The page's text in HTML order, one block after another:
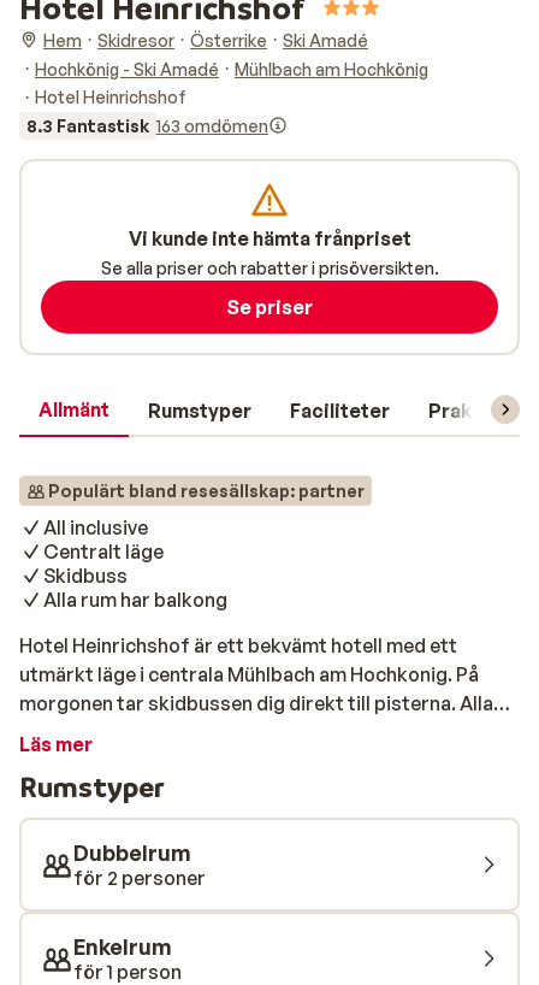
Hem Skidresor Österrike
Ski Amadé
Hochkönig - Ski Amadé
Mühlbach am Hochkönig
Hotel Heinrichshof
8.3 Fantastisk 163 omdömen
Allmänt Rumstyper Faciliteter Praktisk
Populärt bland resesällskap: partner
All inclusive
Centralt läge
Skidbuss
Alla rum har balkong
Hotel Heinrichshof är ett bekvämt hotell med ett
utmärkt läge i centrala Mühlbach am Hochkonig. På
morgonen tar skidbussen dig direkt till pisterna. Alla
rum har en balkong där du kan njuta av den vackra
gästvänliga ägare är Heinrichshof Hotell en utmärkt
utgångspunkt för en härlig skidsemester!
Läs mer
Rumstyper
Dubbelrum
för 2 personer
Enkelrum
för 1 person
Vi kunde inte hämta frånpriset
Se alla priser och rabatter i prisöversikten.
Se priser